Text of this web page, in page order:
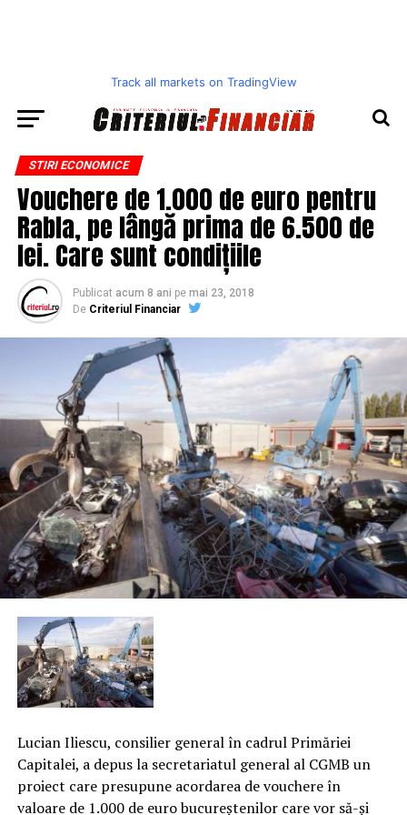
Track all markets on TradingView
STIRI ECONOMICE
Vouchere de 1.000 de euro pentru
Rabla, pe lângă prima de 6.500 de
lei. Care sunt condițiile
Publicat acum 8 ani pe mai 23, 2018
De Criteriul Financiar
Lucian Iliescu, consilier general în cadrul Primăriei
Capitalei, a depus la secretariatul general al CGMB un
proiect care presupune acordarea de vouchere în
valoare de 1.000 de euro bucureştenilor care vor să-şi